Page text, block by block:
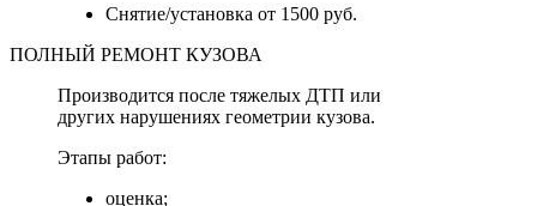
Снятие/установка от 1500 руб.
ПОЛНЫЙ РЕМОНТ КУЗОВА
Производится после тяжелых ДТП или
других нарушениях геометрии кузова.
Этапы работ:
оценка;